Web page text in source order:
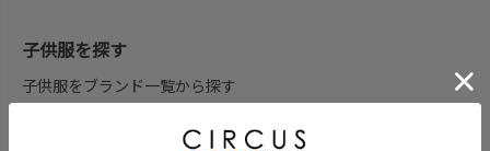
子供服を探す
子供服をブランド一覧から探す
ベビー服ギフト通販のCWTCH